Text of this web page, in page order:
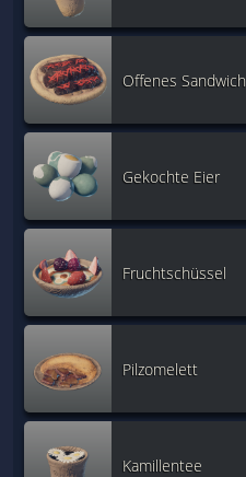
Offenes Sandwich
Gekochte Eier
Fruchtschüssel
Pilzomelett
Kamillentee